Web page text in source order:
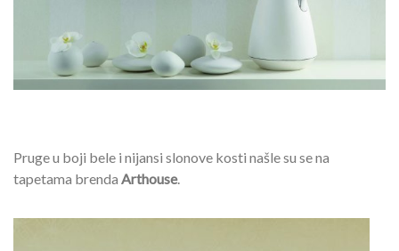
Pruge u boji bele i nijansi slonove kosti našle su se na
tapetama brenda Arthouse.